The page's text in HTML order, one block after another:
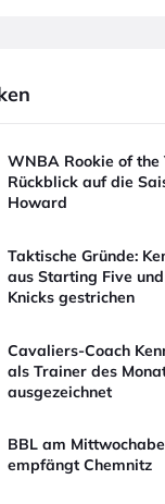
WNBA Rookie of the
Rückblick auf die
Howard
Taktische Gründe:
aus Starting Five
Knicks gestrichen
Cavaliers-Coach
als Trainer des
ausgezeichnet
BBL am
empfängt Chemnitz